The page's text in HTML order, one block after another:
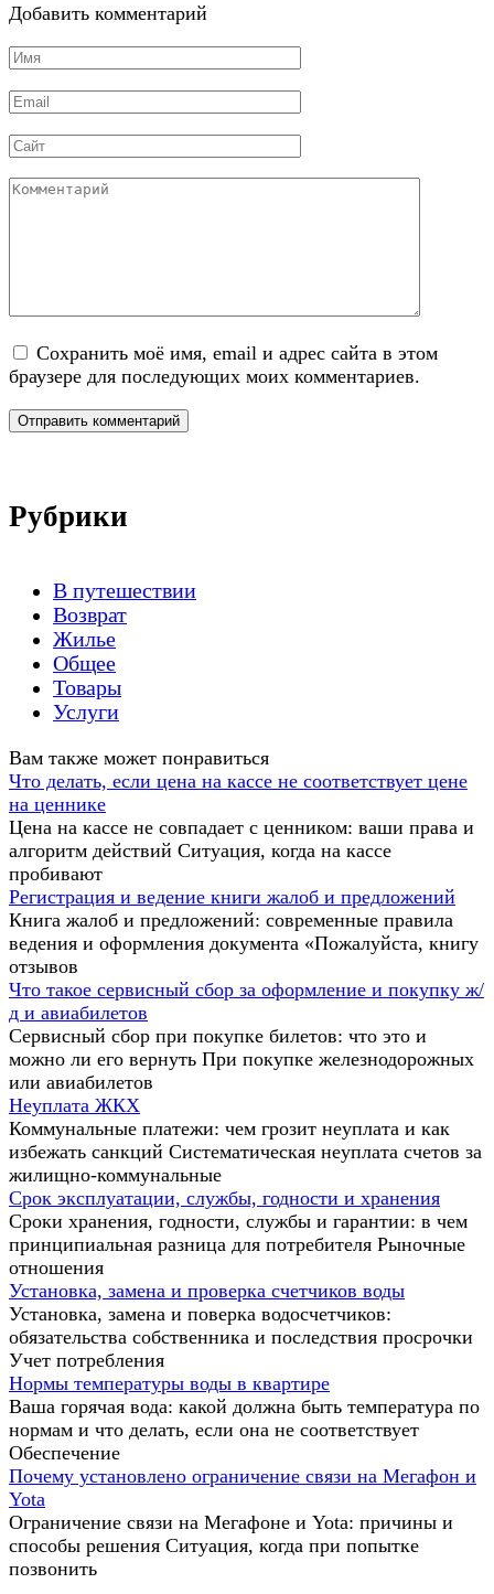
Добавить комментарий
Имя
Email
Сайт
Комментарий
Сохранить моё имя, email и адрес сайта в этом
браузере для последующих моих комментариев.
Рубрики
В путешествии
Возврат
Жилье
Общее
Товары
Услуги
Вам также может понравиться
Что делать, если цена на кассе не соответствует цене
на ценнике
Цена на кассе не совпадает с ценником: ваши права и
алгоритм действий Ситуация, когда на кассе
пробивают
Регистрация и ведение книги жалоб и предложений
Книга жалоб и предложений: современные правила
ведения и оформления документа «Пожалуйста, книгу
отзывов
Что такое сервисный сбор за оформление и покупку ж/
д и авиабилетов
Сервисный сбор при покупке билетов: что это и
можно ли его вернуть При покупке железнодорожных
или авиабилетов
Неуплата ЖКХ
Коммунальные платежи: чем грозит неуплата и как
избежать санкций Систематическая неуплата счетов за
жилищно-коммунальные
Срок эксплуатации, службы, годности и хранения
Сроки хранения, годности, службы и гарантии: в чем
принципиальная разница для потребителя Рыночные
отношения
Установка, замена и проверка счетчиков воды
Установка, замена и поверка водосчетчиков:
обязательства собственника и последствия просрочки
Учет потребления
Нормы температуры воды в квартире
Ваша горячая вода: какой должна быть температура по
нормам и что делать, если она не соответствует
Обеспечение
Почему установлено ограничение связи на Мегафон и
Yota
Ограничение связи на Мегафоне и Yota: причины и
способы решения Ситуация, когда при попытке
позвонить